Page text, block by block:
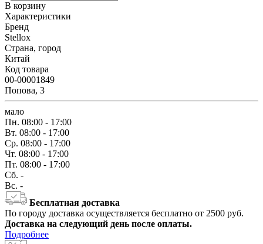
В корзину
Характеристики
Бренд
Stellox
Страна, город
Китай
Код товара
00-00001849
Попова, 3
мало
Пн. 08:00 - 17:00
Вт. 08:00 - 17:00
Ср. 08:00 - 17:00
Чт. 08:00 - 17:00
Пт. 08:00 - 17:00
Сб. -
Вс. -
Бесплатная доставка
По городу доставка осуществляется бесплатно от 2500 руб.
Доставка на следующий день после оплаты.
Подробнее